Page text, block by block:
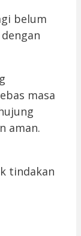
belum
masa
aman.
tindakan